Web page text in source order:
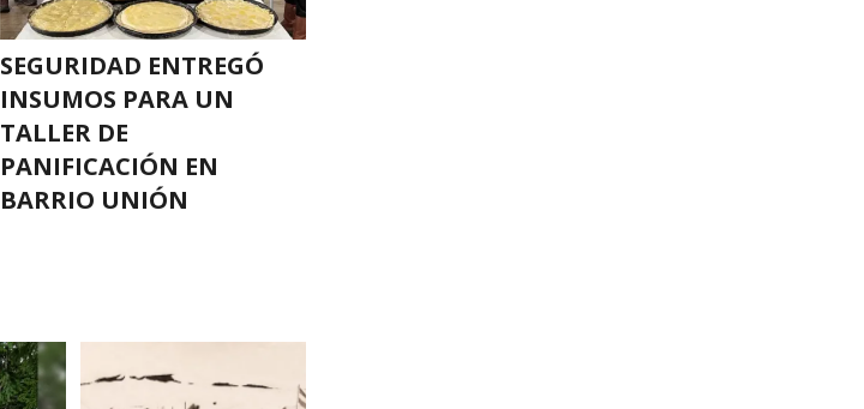
SEGURIDAD ENTREGÓ
INSUMOS PARA UN
TALLER DE
PANIFICACIÓN EN
BARRIO UNIÓN